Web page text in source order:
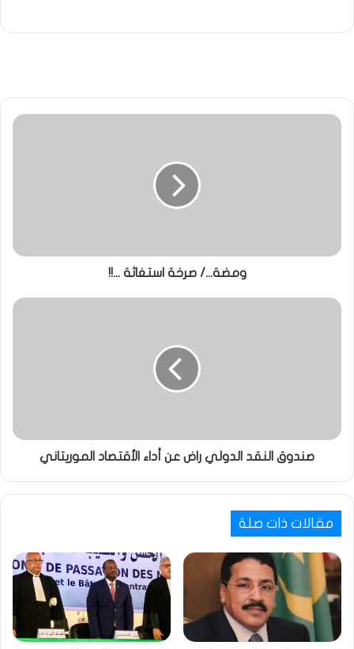
ومضة.../ صرخة استغاثة ...!!
صندوق النقد الدولي راض عن أداء الأقتصاد الموريتاني
مقالات ذات صلة